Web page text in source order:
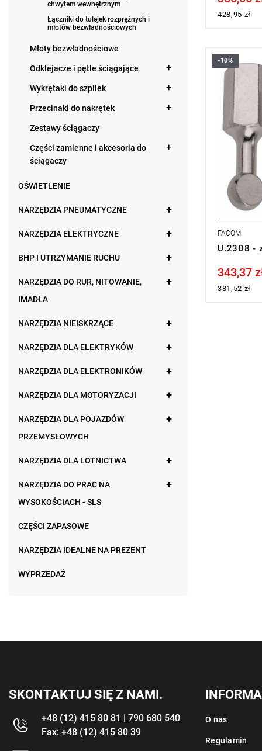
chwytem wewnętrznym
Łączniki do tulejek rozprężnych i
młotów bezwładnościowych
Młoty bezwładnościowe
Odklejacze i pętle ściągające
Wykrętaki do szpilek
Przecinaki do nakrętek
Zestawy ściągaczy
Części zamienne i akcesoria do
ściągaczy
OŚWIETLENIE
NARZĘDZIA PNEUMATYCZNE
NARZĘDZIA ELEKTRYCZNE
BHP I UTRZYMANIE RUCHU
NARZĘDZIA DO RUR, NITOWANIE,
IMADŁA
NARZĘDZIA NIEISKRZĄCE
NARZĘDZIA DLA ELEKTRYKÓW
NARZĘDZIA DLA ELEKTRONIKÓW
NARZĘDZIA DLA MOTORYZACJI
NARZĘDZIA DLA POJAZDÓW
PRZEMYSŁOWYCH
NARZĘDZIA DLA LOTNICTWA
NARZĘDZIA DO PRAC NA
WYSOKOŚCIACH - SLS
CZĘŚCI ZAPASOWE
NARZĘDZIA IDEALNE NA PREZENT
WYPRZEDAŻ
428,95 zł
Waga:
produktu
-10%
FACOM
U.23D8 -
Price tax
343,37
381,52 zł
SKONTAKTUJ SIĘ Z NAMI.
+48 (12) 415 80 81 | 790 680 540
Fax: +48 (12) 415 80 39
O nas
Regulamin